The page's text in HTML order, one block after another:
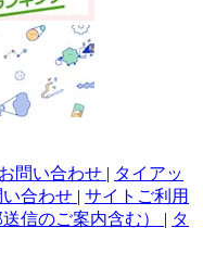
問い合わせ | タイアッ
合わせ | サイトご利用
信のご案内含む） | タ